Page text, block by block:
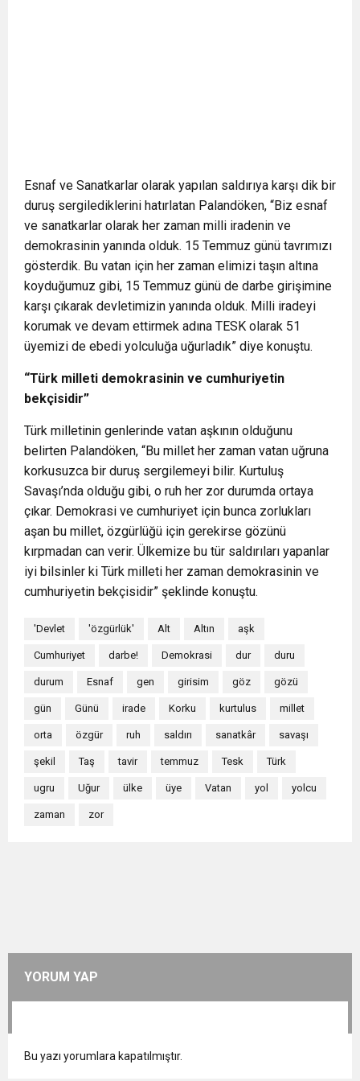
Esnaf ve Sanatkarlar olarak yapılan saldırıya karşı dik bir
duruş sergilediklerini hatırlatan Palandöken, “Biz esnaf
ve sanatkarlar olarak her zaman milli iradenin ve
demokrasinin yanında olduk. 15 Temmuz günü tavrımızı
gösterdik. Bu vatan için her zaman elimizi taşın altına
koyduğumuz gibi, 15 Temmuz günü de darbe girişimine
karşı çıkarak devletimizin yanında olduk. Milli iradeyi
korumak ve devam ettirmek adına TESK olarak 51
üyemizi de ebedi yolculuğa uğurladık” diye konuştu.
“Türk milleti demokrasinin ve cumhuriyetin
bekçisidir”
Türk milletinin genlerinde vatan aşkının olduğunu
belirten Palandöken, “Bu millet her zaman vatan uğruna
korkusuzca bir duruş sergilemeyi bilir. Kurtuluş
Savaşı’nda olduğu gibi, o ruh her zor durumda ortaya
çıkar. Demokrasi ve cumhuriyet için bunca zorlukları
aşan bu millet, özgürlüğü için gerekirse gözünü
kırpmadan can verir. Ülkemize bu tür saldırıları yapanlar
iyi bilsinler ki Türk milleti her zaman demokrasinin ve
cumhuriyetin bekçisidir” şeklinde konuştu.
'Devlet 'özgürlük' Alt Altın aşk
Cumhuriyet darbe! Demokrasi dur duru
durum Esnaf gen girisim göz gözü
gün Günü irade Korku kurtulus millet
orta özgür ruh saldırı sanatkâr savaşı
şekil Taş tavir temmuz Tesk Türk
ugru Uğur ülke üye Vatan yol yolcu
zaman zor
YORUM YAP
Bu yazı yorumlara kapatılmıştır.